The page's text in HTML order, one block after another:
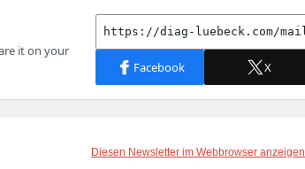
Diesen Newsletter im Webbrowser anzeigen